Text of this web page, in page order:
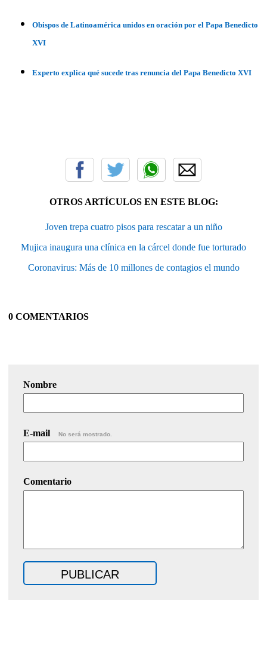
Obispos de Latinoamérica unidos en oración por el Papa Benedicto
XVI
Experto explica qué sucede tras renuncia del Papa Benedicto XVI
OTROS ARTÍCULOS EN ESTE BLOG:
Joven trepa cuatro pisos para rescatar a un niño
Mujica inaugura una clínica en la cárcel donde fue torturado
Coronavirus: Más de 10 millones de contagios el mundo
0 COMENTARIOS
Nombre
E-mail No será mostrado.
Comentario